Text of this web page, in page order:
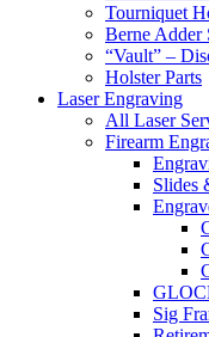
Tourniquet
Berne Adder
“Vault” –
Holster Parts
Laser Engraving
All Laser
Firearm
Slides
Sig